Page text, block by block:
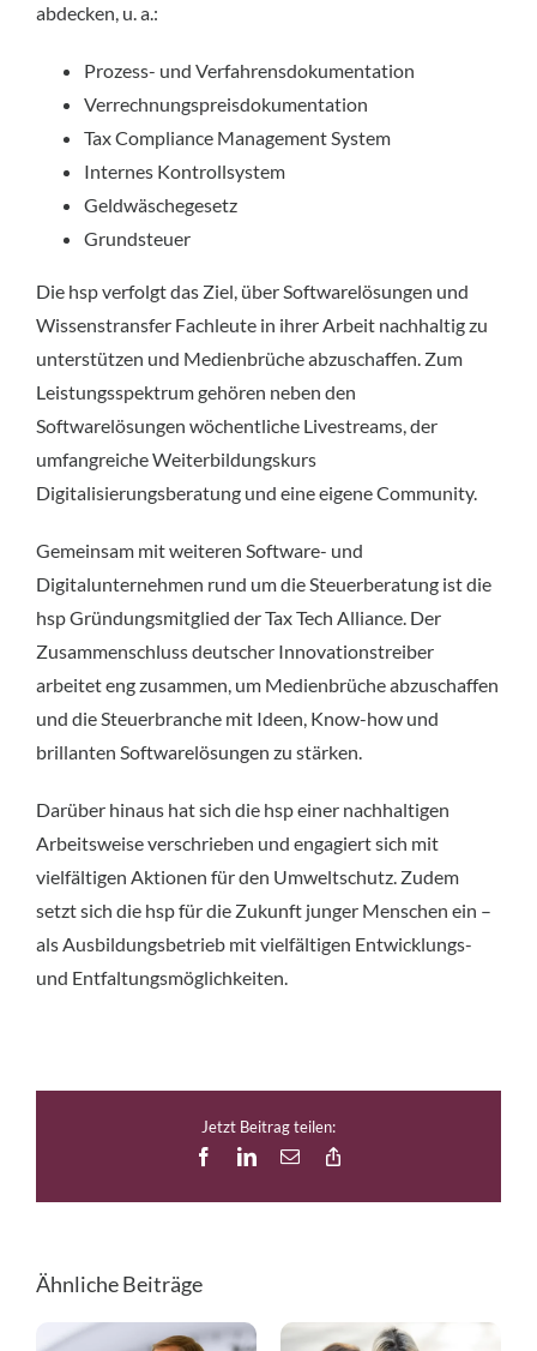
abdecken, u. a.:
Prozess- und Verfahrensdokumentation
Verrechnungspreisdokumentation
Tax Compliance Management System
Internes Kontrollsystem
Geldwäschegesetz
Grundsteuer
Die hsp verfolgt das Ziel, über Softwarelösungen und
Wissenstransfer Fachleute in ihrer Arbeit nachhaltig zu
unterstützen und Medienbrüche abzuschaffen. Zum
Leistungsspektrum gehören neben den
Softwarelösungen wöchentliche Livestreams, der
umfangreiche Weiterbildungskurs
Digitalisierungsberatung und eine eigene Community.
Gemeinsam mit weiteren Software- und
Digitalunternehmen rund um die Steuerberatung ist die
hsp Gründungsmitglied der Tax Tech Alliance. Der
Zusammenschluss deutscher Innovationstreiber
arbeitet eng zusammen, um Medienbrüche abzuschaffen
und die Steuerbranche mit Ideen, Know-how und
brillanten Softwarelösungen zu stärken.
Darüber hinaus hat sich die hsp einer nachhaltigen
Arbeitsweise verschrieben und engagiert sich mit
vielfältigen Aktionen für den Umweltschutz. Zudem
setzt sich die hsp für die Zukunft junger Menschen ein –
als Ausbildungsbetrieb mit vielfältigen Entwicklungs-
und Entfaltungsmöglichkeiten.
Jetzt Beitrag teilen:
FacebookLinkedIn
E-
Ähnliche Beiträge